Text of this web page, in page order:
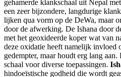
gehamerde klankschaal uit Nepal
een zeer bijzondere, langdurige
lijken qua vorm op de DeWa, maar
door de afwerking. De Ishana door
met het geoxideerde koper wat van
deze oxidatie heeft namelijk invloed
gedempter, maar houdt erg lang
schaal voor diverse toepassingen.
hindoeïstische godheid die wordt